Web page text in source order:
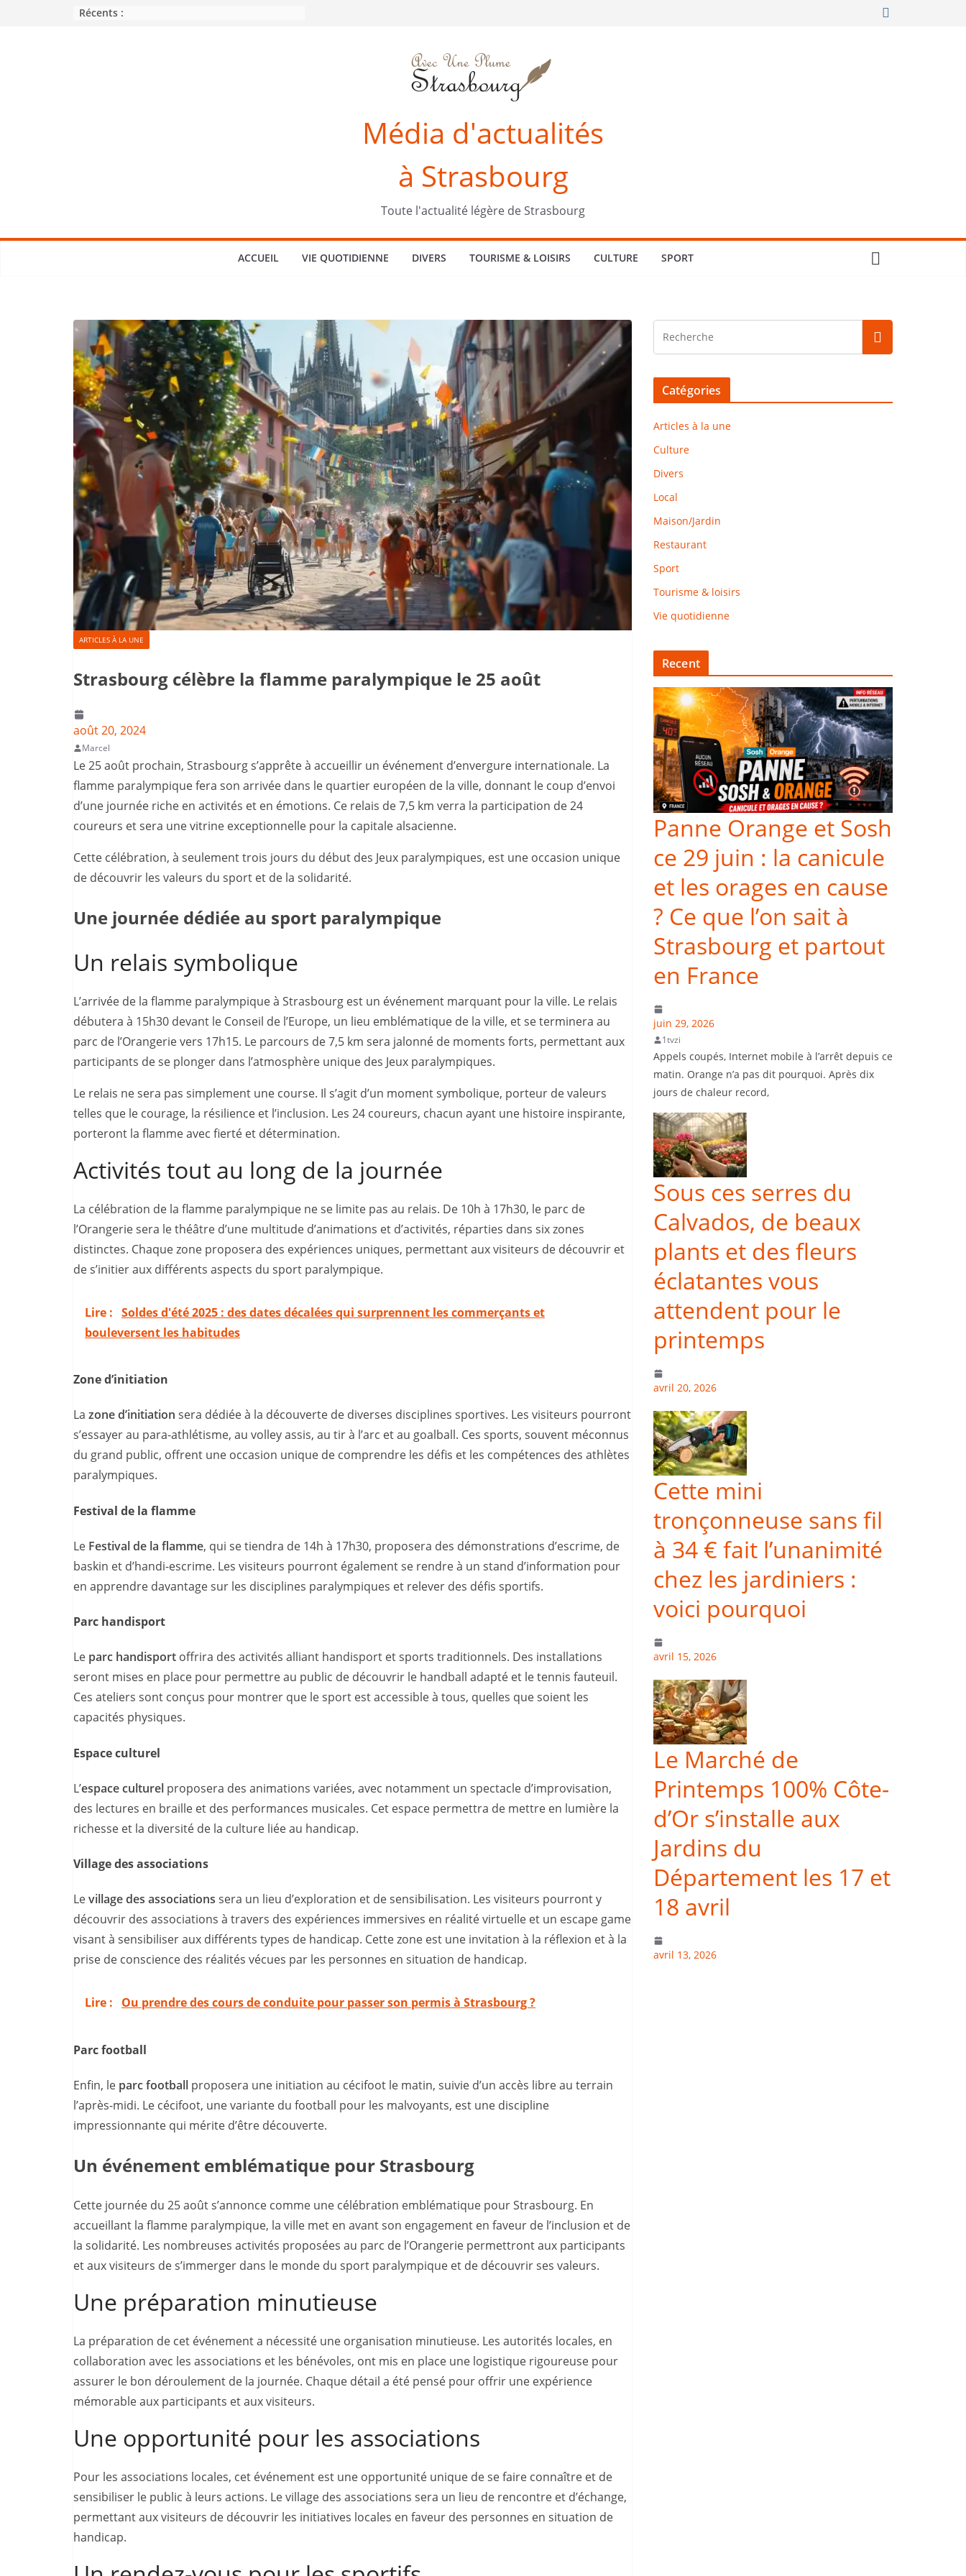
Récents :
Média d'actualités
à Strasbourg
Toute l'actualité légère de Strasbourg
ACCUEIL VIE QUOTIDIENNE DIVERS TOURISME & LOISIRS CULTURE SPORT
ARTICLES À LA UNE
Strasbourg célèbre la flamme paralympique le 25 août
août 20, 2024
Marcel
Le 25 août prochain, Strasbourg s’apprête à accueillir un événement d’envergure internationale. La
flamme paralympique fera son arrivée dans le quartier européen de la ville, donnant le coup d’envoi
d’une journée riche en activités et en émotions. Ce relais de 7,5 km verra la participation de 24
coureurs et sera une vitrine exceptionnelle pour la capitale alsacienne.
Cette célébration, à seulement trois jours du début des Jeux paralympiques, est une occasion unique
de découvrir les valeurs du sport et de la solidarité.
Une journée dédiée au sport paralympique
Un relais symbolique
L’arrivée de la flamme paralympique à Strasbourg est un événement marquant pour la ville. Le relais
débutera à 15h30 devant le Conseil de l’Europe, un lieu emblématique de la ville, et se terminera au
parc de l’Orangerie vers 17h15. Le parcours de 7,5 km sera jalonné de moments forts, permettant aux
participants de se plonger dans l’atmosphère unique des Jeux paralympiques.
Le relais ne sera pas simplement une course. Il s’agit d’un moment symbolique, porteur de valeurs
telles que le courage, la résilience et l’inclusion. Les 24 coureurs, chacun ayant une histoire inspirante,
porteront la flamme avec fierté et détermination.
Activités tout au long de la journée
La célébration de la flamme paralympique ne se limite pas au relais. De 10h à 17h30, le parc de
l’Orangerie sera le théâtre d’une multitude d’animations et d’activités, réparties dans six zones
distinctes. Chaque zone proposera des expériences uniques, permettant aux visiteurs de découvrir et
de s’initier aux différents aspects du sport paralympique.
Lire : Soldes d'été 2025 : des dates décalées qui surprennent les commerçants et
bouleversent les habitudes
Zone d’initiation
La zone d’initiation sera dédiée à la découverte de diverses disciplines sportives. Les visiteurs pourront
s’essayer au para-athlétisme, au volley assis, au tir à l’arc et au goalball. Ces sports, souvent méconnus
du grand public, offrent une occasion unique de comprendre les défis et les compétences des athlètes
paralympiques.
Festival de la flamme
Le Festival de la flamme, qui se tiendra de 14h à 17h30, proposera des démonstrations d’escrime, de
baskin et d’handi-escrime. Les visiteurs pourront également se rendre à un stand d’information pour
en apprendre davantage sur les disciplines paralympiques et relever des défis sportifs.
Parc handisport
Le parc handisport offrira des activités alliant handisport et sports traditionnels. Des installations
seront mises en place pour permettre au public de découvrir le handball adapté et le tennis fauteuil.
Ces ateliers sont conçus pour montrer que le sport est accessible à tous, quelles que soient les
capacités physiques.
Espace culturel
L’espace culturel proposera des animations variées, avec notamment un spectacle d’improvisation,
des lectures en braille et des performances musicales. Cet espace permettra de mettre en lumière la
richesse et la diversité de la culture liée au handicap.
Village des associations
Levillage des associations sera un lieu d’exploration et de sensibilisation. Les visiteurs pourront y
découvrir des associations à travers des expériences immersives en réalité virtuelle et un escape game
visant à sensibiliser aux différents types de handicap. Cette zone est une invitation à la réflexion et à la
prise de conscience des réalités vécues par les personnes en situation de handicap.
Lire : Ou prendre des cours de conduite pour passer son permis à Strasbourg ?
Parc football
Enfin, le parc football proposera une initiation au cécifoot le matin, suivie d’un accès libre au terrain
l’après-midi. Le cécifoot, une variante du football pour les malvoyants, est une discipline
impressionnante qui mérite d’être découverte.
Un événement emblématique pour Strasbourg
Cette journée du 25 août s’annonce comme une célébration emblématique pour Strasbourg. En
accueillant la flamme paralympique, la ville met en avant son engagement en faveur de l’inclusion et de
la solidarité. Les nombreuses activités proposées au parc de l’Orangerie permettront aux participants
et aux visiteurs de s’immerger dans le monde du sport paralympique et de découvrir ses valeurs.
Une préparation minutieuse
La préparation de cet événement a nécessité une organisation minutieuse. Les autorités locales, en
collaboration avec les associations et les bénévoles, ont mis en place une logistique rigoureuse pour
assurer le bon déroulement de la journée. Chaque détail a été pensé pour offrir une expérience
mémorable aux participants et aux visiteurs.
Une opportunité pour les associations
Pour les associations locales, cet événement est une opportunité unique de se faire connaître et de
sensibiliser le public à leurs actions. Le village des associations sera un lieu de rencontre et d’échange,
permettant aux visiteurs de découvrir les initiatives locales en faveur des personnes en situation de
handicap.
Catégories
Articles à la une
Culture
Divers
Local
Maison/Jardin
Restaurant
Sport
Tourisme & loisirs
Vie quotidienne
Recent
Panne Orange et Sosh
ce 29 juin : la canicule
et les orages en cause
? Ce que l’on sait à
Strasbourg et partout
en France
juin 29, 2026
1tvzi
Appels coupés, Internet mobile à l’arrêt depuis ce
matin. Orange n’a pas dit pourquoi. Après dix
jours de chaleur record,
Sous ces serres du
Calvados, de beaux
plants et des fleurs
éclatantes vous
attendent pour le
printemps
avril 20, 2026
Cette mini
tronçonneuse sans fil
à 34 € fait l’unanimité
chez les jardiniers :
voici pourquoi
avril 15, 2026
Le Marché de
Printemps 100% Côte-
d’Or s’installe aux
Jardins du
Département les 17 et
18 avril
avril 13, 2026